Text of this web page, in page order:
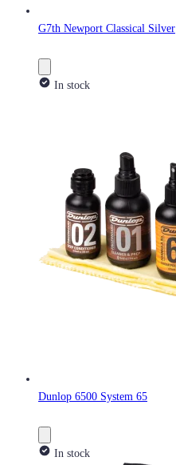
G7th Newport Classical Silver
In stock
Dunlop 6500 System 65
In stock